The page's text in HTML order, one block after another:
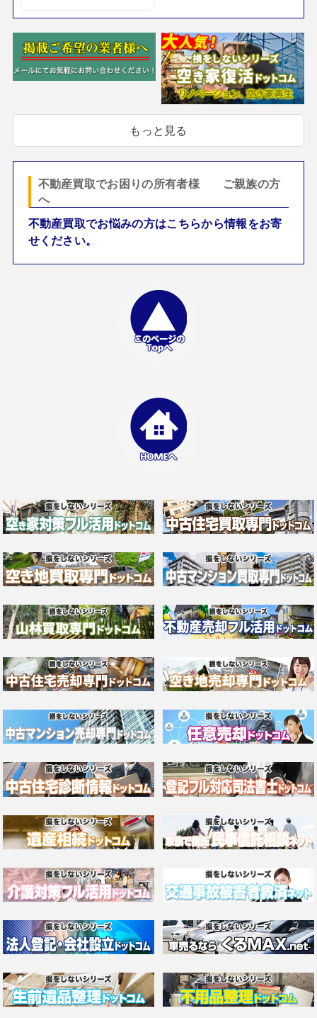
もっと見る
不動産買取でお困りの所有者様 ご親族の方
へ
不動産買取でお悩みの方はこちらから情報をお寄
せください。